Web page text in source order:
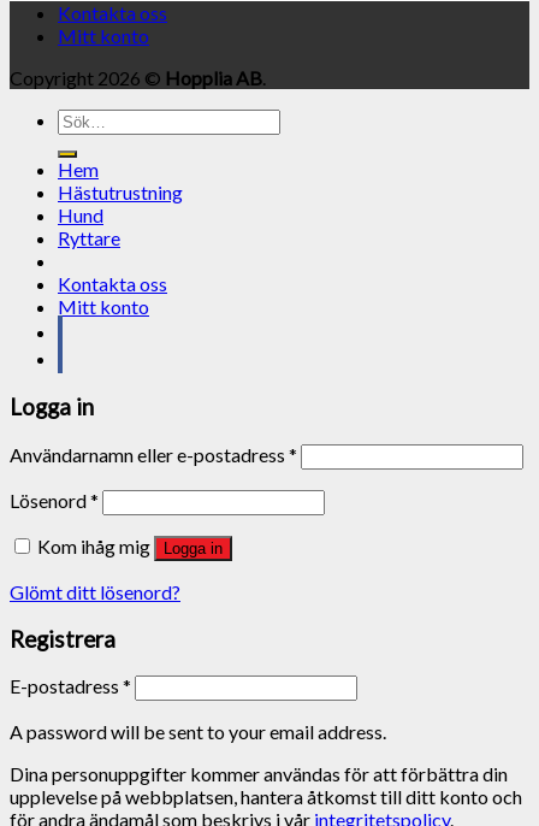
Kontakta oss
Mitt konto
Copyright 2026 © Hopplia AB.
Sök
efter:
Hem
Hästutrustning
Hund
Ryttare
Kontakta oss
Mitt konto
Logga in
Användarnamn eller e-postadress *
Lösenord*
Kom ihåg mig
Logga in
Glömt ditt lösenord?
Registrera
E-postadress *
A password will be sent to your email address.
Dina personuppgifter kommer användas för att förbättra din
upplevelse på webbplatsen, hantera åtkomst till ditt konto och
för andra ändamål som beskrivs i vår integritetspolicy.